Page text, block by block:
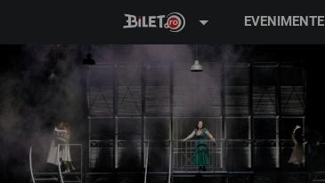
arrow_drop_down EVENIMENTE